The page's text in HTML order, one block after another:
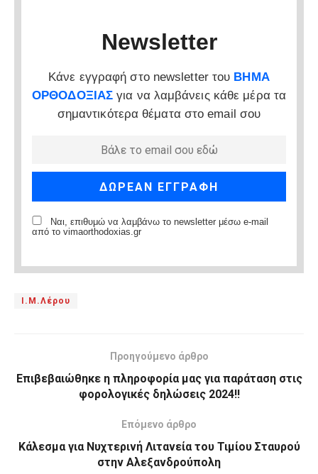
Newsletter
Κάνε εγγραφή στο newsletter του ΒΗΜΑ
ΟΡΘΟΔΟΞΙΑΣ για να λαμβάνεις κάθε μέρα τα
σημαντικότερα θέματα στο email σου
Ναι, επιθυμώ να λαμβάνω το newsletter μέσω e-mail
από το vimaorthodoxias.gr
Ι.Μ.Λέρου
Προηγούμενο άρθρο
Επιβεβαιώθηκε η πληροφορία μας για παράταση στις
φορολογικές δηλώσεις 2024!!
Επόμενο άρθρο
Κάλεσμα για Νυχτερινή Λιτανεία του Τιμίου Σταυρού
στην Αλεξανδρούπολη